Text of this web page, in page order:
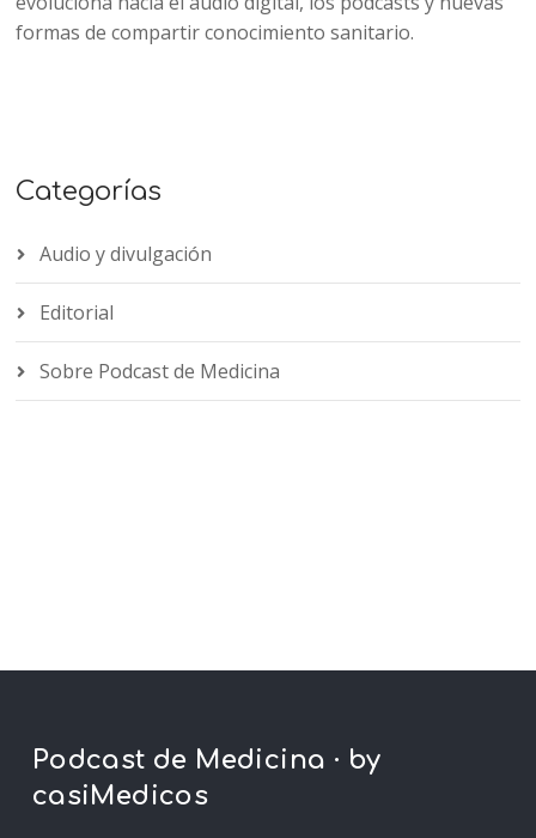
formas de compartir conocimiento sanitario.
Categorías
Audio y divulgación
Editorial
Sobre Podcast de Medicina
Podcast de Medicina · by
casiMedicos